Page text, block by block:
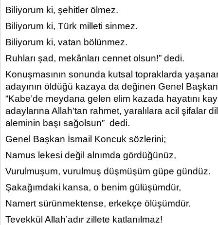
Biliyorum ki, şehitler ölmez.
Biliyorum ki, Türk milleti sinmez.
Biliyorum ki, vatan bölünmez.
Ruhları şad, mekânları cennet olsun!” dedi.
Konuşmasının sonunda kutsal topraklarda
adayının öldüğü kazaya da değinen Genel
“Kabe’de meydana gelen elim kazada hayatını
adaylarına Allah’tan rahmet, yaralılara acil şifalar
aleminin başı sağolsun” dedi.
Genel Başkan İsmail Koncuk sözlerini;
Namus lekesi değil alnımda gördüğünüz,
Vurulmuşum, vurulmuş düşmüşüm güpe gündüz.
Şakağımdaki kansa, o benim gülüşümdür,
Namert sürünmektense, erkekçe ölüşümdür.
Tevekkül Allah’adır zillete katlanılmaz!